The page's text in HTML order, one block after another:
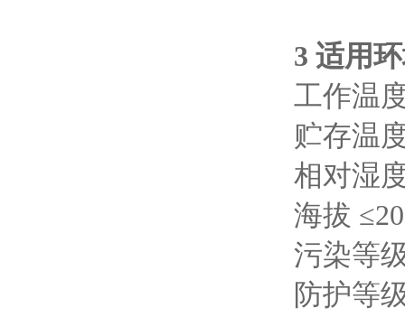
3 适用
工作温
贮存温
相对湿
海拔
污染等
防护等